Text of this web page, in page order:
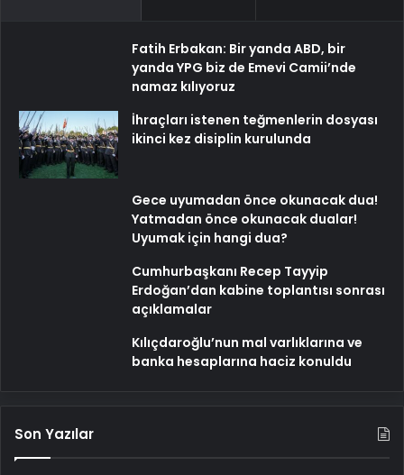
Fatih Erbakan: Bir yanda ABD, bir
yanda YPG biz de Emevi Camii’nde
namaz kılıyoruz
İhraçları istenen teğmenlerin dosyası
ikinci kez disiplin kurulunda
Gece uyumadan önce okunacak dua!
Yatmadan önce okunacak dualar!
Uyumak için hangi dua?
Cumhurbaşkanı Recep Tayyip
Erdoğan’dan kabine toplantısı sonrası
açıklamalar
Kılıçdaroğlu’nun mal varlıklarına ve
banka hesaplarına haciz konuldu
Son Yazılar